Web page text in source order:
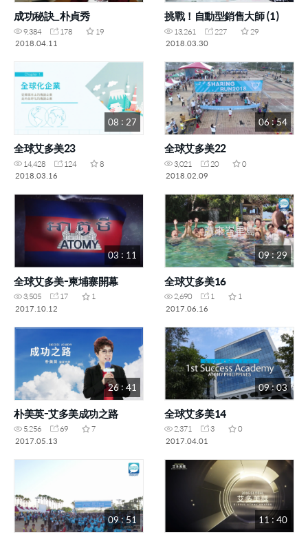
成功秘訣_朴貞秀
9,384 178
19
2018.04.11
挑戰！自動型銷售大師 (1)
13,261 227
29
2018.03.30
08 : 27
全球艾多美23
14,428 124
8
2018.03.16
06 : 54
全球艾多美22
3,021 20
0
2018.02.09
03 : 11
全球艾多美-柬埔寨開幕
3,505 17
1
2017.10.12
09 : 29
全球艾多美16
2,690 1
1
2017.06.16
26 : 41
朴美英-艾多美成功之路
5,256 69
7
2017.05.13
09 : 03
全球艾多美14
2,371 3
0
2017.04.01
09 : 51 11 : 40